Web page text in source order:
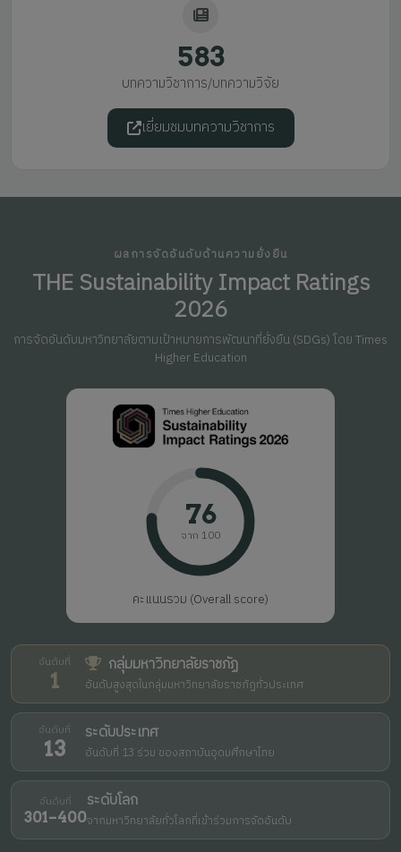
583
บทความวิชาการ/บทความวิจัย
เยี่ยมชมบทความวิชาการ
ผลการจัดอันดับด้านความยั่งยืน
THE Sustainability Impact Ratings
2026
การจัดอันดับมหาวิทยาลัยตามเป้าหมายการพัฒนาที่ยั่งยืน (SDGs) โดย Times
Higher Education
76
จาก 100
คะแนนรวม (Overall score)
อันดับที่
1
กลุ่มมหาวิทยาลัยราชภัฏ
อันดับสูงสุดในกลุ่มมหาวิทยาลัยราชภัฏทั่วประเทศ
อันดับที่
13
ระดับประเทศ
อันดับที่ 13 ร่วม ของสถาบันอุดมศึกษาไทย
อันดับที่
301–400
ระดับโลก
จากมหาวิทยาลัยทั่วโลกที่เข้าร่วมการจัดอันดับ